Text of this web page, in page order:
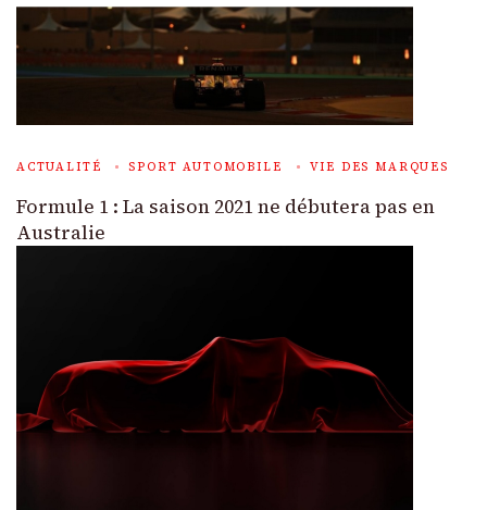
ACTUALITÉ SPORT AUTOMOBILE VIE DES MARQUES
Formule 1 : La saison 2021 ne débutera pas en
Australie